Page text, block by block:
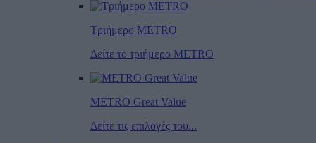
Τριήμερο METRO
Δείτε το τριήμερο ΜΕTRO
METRO Great Value
Δείτε τις επιλογές του...